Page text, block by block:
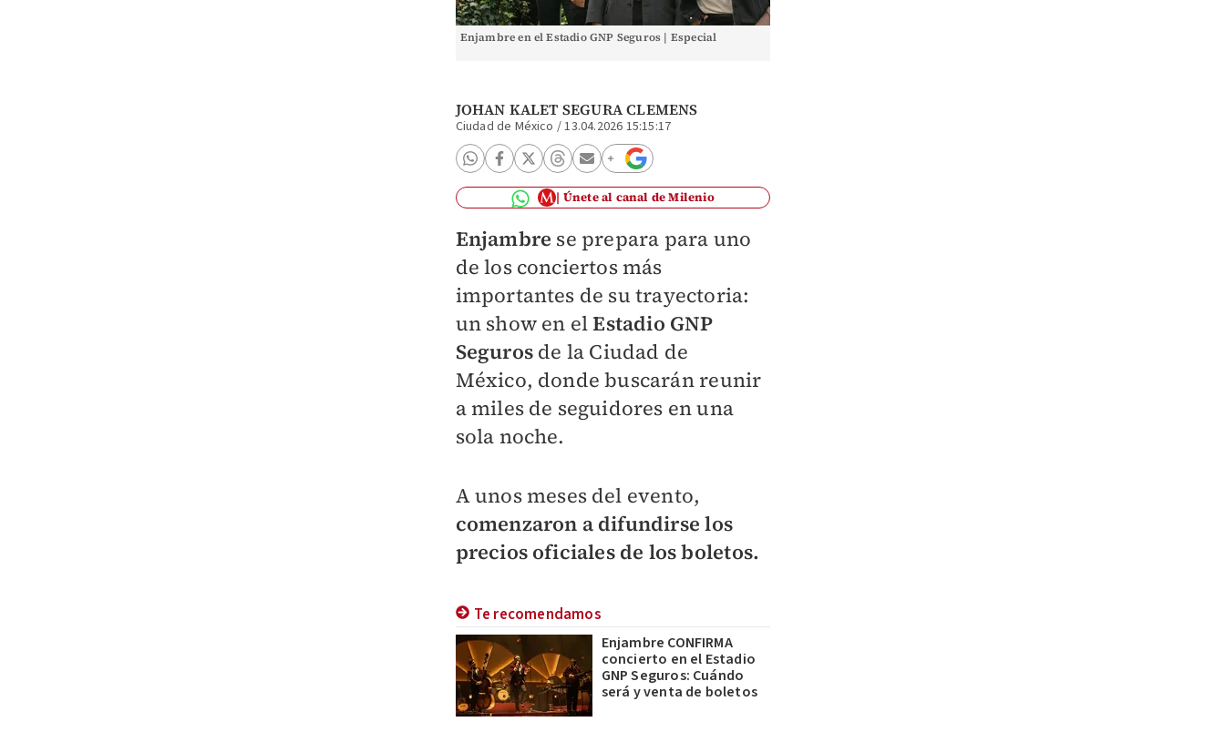
Enjambre en el Estadio GNP Seguros | Especial
JOHAN KALET SEGURA CLEMENS
Ciudad de México /13.04.2026 15:15:17
Únete al canal de Milenio
Enjambre se prepara para uno
de los conciertos más
importantes de su trayectoria:
un show en elEstadio GNP
Segurosde la Ciudad de
México, donde buscarán reunir
a miles de seguidores en una
sola noche.
A unos meses del evento,
comenzaron a difundirse los
precios oficiales de los boletos.
Te recomendamos
Enjambre CONFIRMA
concierto en el Estadio
GNP Seguros: Cuándo
será y venta de boletos